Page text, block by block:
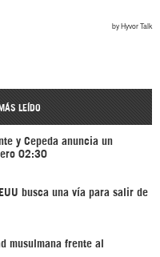
LEÍDO
y Cepeda anuncia un
02:30
busca una vía para salir de
musulmana frente al